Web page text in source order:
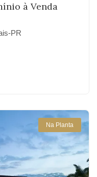
à Venda
PR
Na Planta